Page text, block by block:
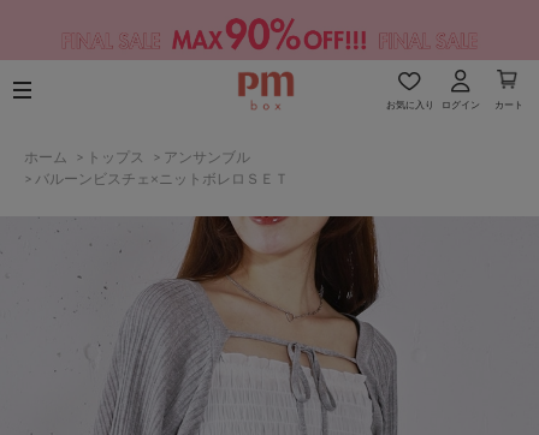
お気に入り ログイン カート
ホーム > トップス > アンサンブル
> バルーンビスチェ×ニットボレロＳＥＴ